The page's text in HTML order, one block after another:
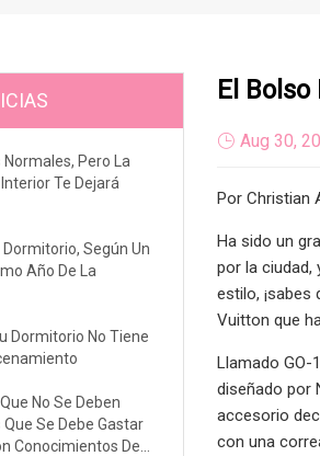
Pero La
Te Dejará
Según Un
Año De La
Dormitorio No Tiene
No Se Deben
Se Debe Gastar
Conocimientos De
El
Aug 30,
Por Christian
Ha sido un
por la ciudad,
estilo,
Vuitton que
Llamado GO-
diseñado por
accesorio
con una